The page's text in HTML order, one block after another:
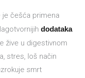
je češća primena
dodataka
žive u digestivnom
stres, loš način
smrt